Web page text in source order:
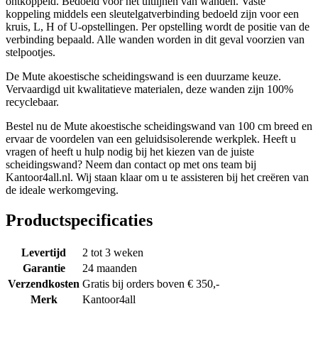
koppeling middels een sleutelgatverbinding bedoeld zijn voor een
kruis, L, H of U-opstellingen. Per opstelling wordt de positie van de
verbinding bepaald. Alle wanden worden in dit geval voorzien van
stelpootjes.
De Mute akoestische scheidingswand is een duurzame keuze.
Vervaardigd uit kwalitatieve materialen, deze wanden zijn 100%
recyclebaar.
Bestel nu de Mute akoestische scheidingswand van 100 cm breed en
ervaar de voordelen van een geluidsisolerende werkplek. Heeft u
vragen of heeft u hulp nodig bij het kiezen van de juiste
scheidingswand? Neem dan contact op met ons team bij
Kantoor4all.nl. Wij staan klaar om u te assisteren bij het creëren van
de ideale werkomgeving.
Productspecificaties
Levertijd
2 tot 3 weken
Garantie
24 maanden
Verzendkosten Gratis bij orders boven € 350,-
Merk
Kantoor4all